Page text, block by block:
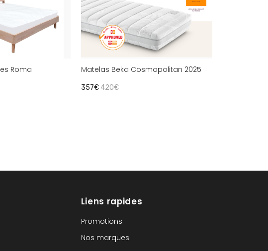
Roma Matelas Beka Cosmopolitan 2025
357€420€
Liens rapides
Promotions
Nos marques